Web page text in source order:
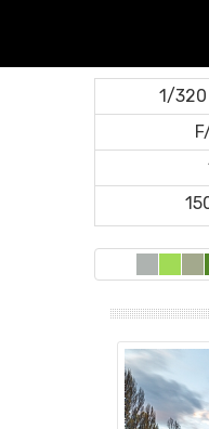
1/320